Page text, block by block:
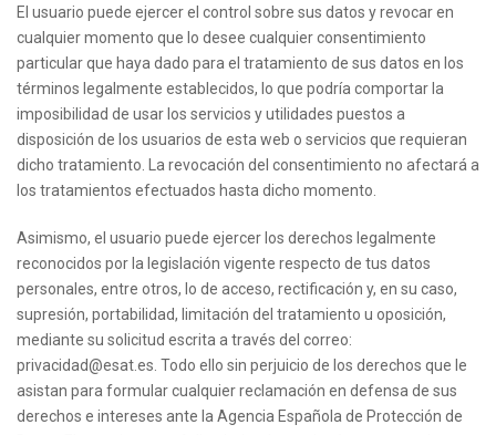
El usuario puede ejercer el control sobre sus datos y revocar en
cualquier momento que lo desee cualquier consentimiento
particular que haya dado para el tratamiento de sus datos en los
términos legalmente establecidos, lo que podría comportar la
imposibilidad de usar los servicios y utilidades puestos a
disposición de los usuarios de esta web o servicios que requieran
dicho tratamiento. La revocación del consentimiento no afectará a
los tratamientos efectuados hasta dicho momento.
Asimismo, el usuario puede ejercer los derechos legalmente
reconocidos por la legislación vigente respecto de tus datos
personales, entre otros, lo de acceso, rectificación y, en su caso,
supresión, portabilidad, limitación del tratamiento u oposición,
mediante su solicitud escrita a través del correo:
privacidad@esat.es. Todo ello sin perjuicio de los derechos que le
asistan para formular cualquier reclamación en defensa de sus
derechos e intereses ante la Agencia Española de Protección de